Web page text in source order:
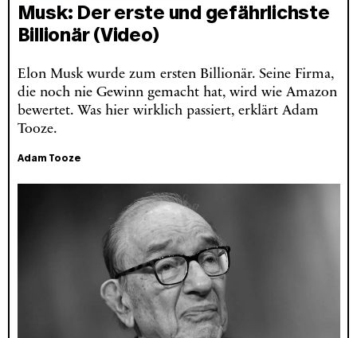
Musk: Der erste und gefährlichste
Billionär (Video)
Elon Musk wurde zum ersten Billionär. Seine Firma,
die noch nie Gewinn gemacht hat, wird wie Amazon
bewertet. Was hier wirklich passiert, erklärt Adam
Tooze.
Adam Tooze